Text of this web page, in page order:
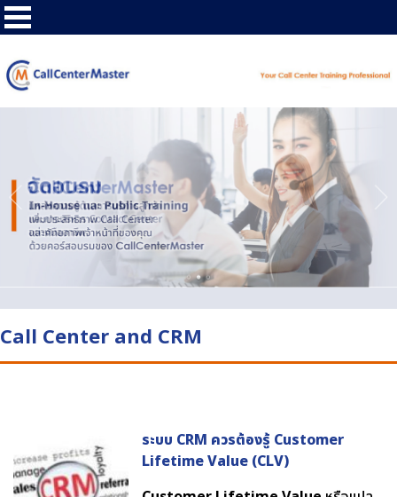
Call Center and CRM
ระบบ CRM ควรต้องรู้ Customer
Lifetime Value (CLV)